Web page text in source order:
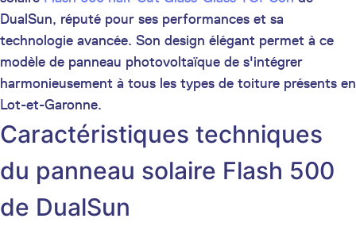
DualSun, réputé pour ses performances et sa
technologie avancée. Son design élégant permet à ce
modèle de panneau photovoltaïque de s'intégrer
harmonieusement à tous les types de toiture présents en
Lot-et-Garonne.
Caractéristiques techniques
du panneau solaire Flash 500
de DualSun